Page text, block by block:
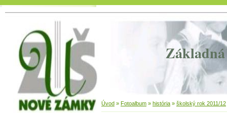
Základná
Úvod » Fotoalbum » história » školský rok 2011/12